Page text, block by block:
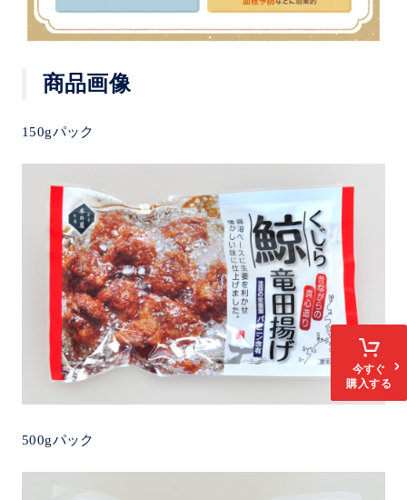
商品画像
150gパック
500gパック
今すぐ
購入する